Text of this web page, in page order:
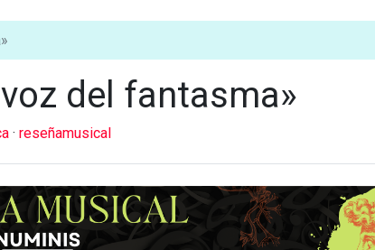
del fantasma»
· reseñamusical